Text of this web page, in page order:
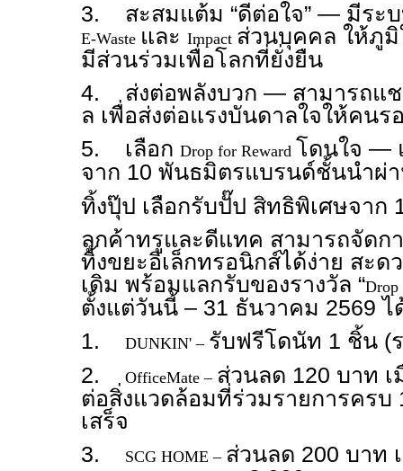
3. สะสมแต้ม “ดีต่อใจ” — มีระ
E-Waste และ Impact ส่วนบุคคล ให้ภูมิ
มีส่วนร่วมเพื่อโลกที่ยั่งยืน
4. ส่งต่อพลังบวก — สามารถแช
ล เพื่อส่งต่อแรงบันดาลใจให้คนร
5. เลือก Drop for Reward โดนใจ —
จาก 10 พันธมิตรแบรนด์ชั้นนำผ่
ทิ้งปุ๊ป เลือกรับปั๊ป สิทธิพิเศษจาก
ลูกค้าทรูและดีแทค สามารถจัดก
ทิ้งขยะอิเล็กทรอนิกส์ได้ง่าย สะด
เดิม พร้อมแลกรับของรางวัล “Drop
ตั้งแต่วันนี้ – 31 ธันวาคม 2569 ไ
1.
DUNKIN' – รับฟรีโดนัท 1 ชิ้น (
2.
OfficeMate – ส่วนลด 120 บาท
ต่อสิ่งแวดล้อมที่ร่วมรายการครบ
เสร็จ
3.
SCG HOME – ส่วนลด 200 บาท